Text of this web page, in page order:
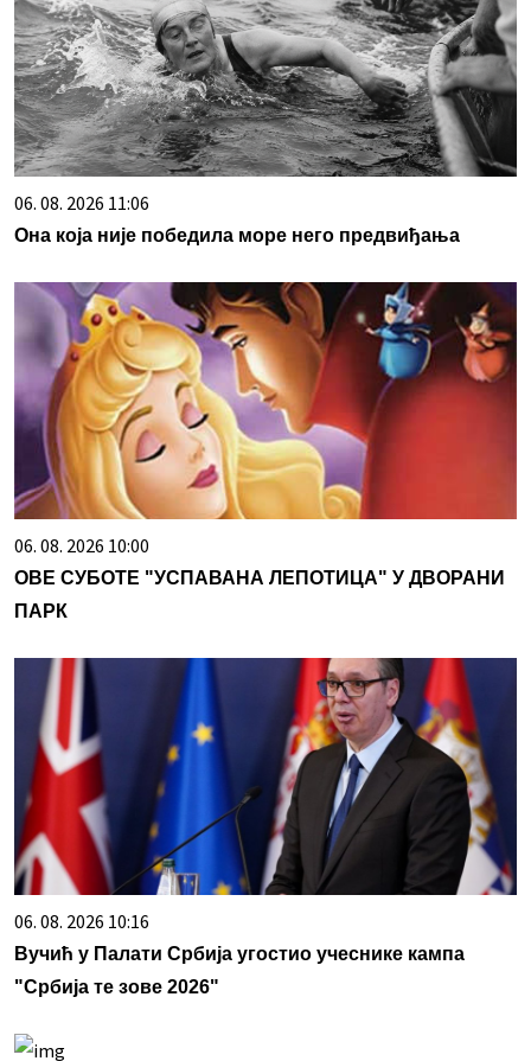
06. 08. 2026 11:06
Она која није победила море него предвиђања
06. 08. 2026 10:00
ОВЕ СУБОТЕ "УСПАВАНА ЛЕПОТИЦА" У ДВОРАНИ
ПАРК
06. 08. 2026 10:16
Вучић у Палати Србија угостио учеснике кампа
"Србија те зове 2026"